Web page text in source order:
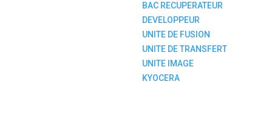
BAC RECUPERATEUR
DEVELOPPEUR
UNITE DE FUSION
UNITE DE TRANSFERT
UNITE IMAGE
KYOCERA